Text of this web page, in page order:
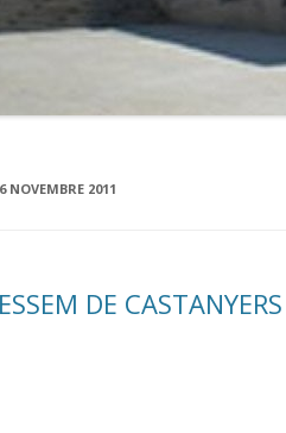
NOVEMBRE 2011
DE